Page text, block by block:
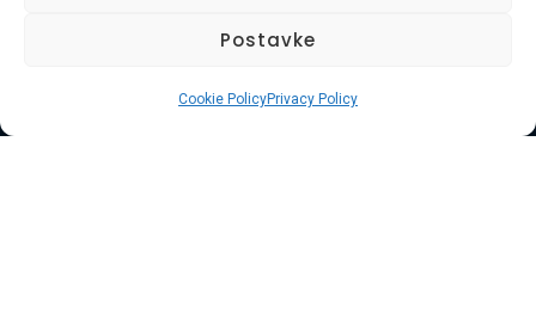
Postavke
Cookie PolicyPrivacy Policy
Hasibmurtez11@gmail.com